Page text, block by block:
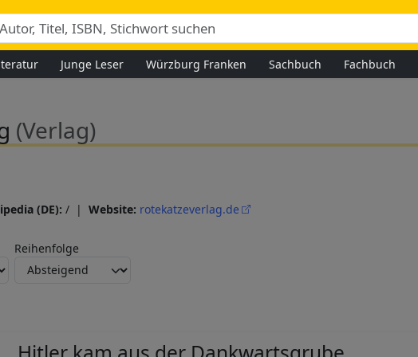
Junge Leser Würzburg Franken Sachbuch Fachbuch
(Verlag)
(DE): / | Website: rotekatzeverlag.de
Reihenfolge